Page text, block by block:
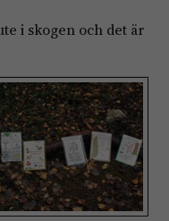
i skogen och det är